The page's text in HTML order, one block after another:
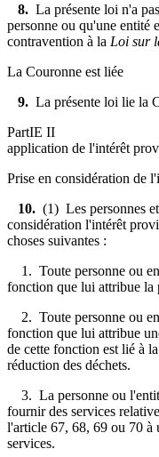
8. La présente loi n'a
personne ou qu'une entité
contravention à la Loi sur
La Couronne est liée
9. La présente loi lie la
PartIE II
application de l'intérêt
Prise en considération de
10. (1) Les personnes
considération l'intérêt
choses suivantes :
1. Toute personne ou
fonction que lui attribue la
2. Toute personne ou
fonction que lui attribue
de cette fonction est lié à
réduction des déchets.
3. La personne ou
fournir des services
l'article 67, 68, 69 ou 70 à
services.